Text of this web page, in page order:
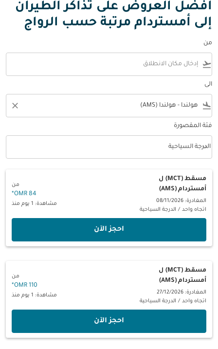
أفضل العروض على تذاكر الطيران
إلى أمستردام مرتبة حسب الرواج
من
flight_takeoff
الى
flight_land
close
فئة المقصورة
فئة المقصورة option الدرجة السياحية Selected
الدرجة السياحية
keyboard_arrow_down
مسقط (MCT)
ل
أمستردام (AMS)
المغادرة: 08/11/2026
اتجاه واحد / الدرجة السياحية
من
84 OMR
*
مشاهدة: 1 يوم منذ
‫احجز الآن‬
مسقط (MCT)
ل
أمستردام (AMS)
المغادرة: 27/12/2026
اتجاه واحد / الدرجة السياحية
من
110 OMR
*
مشاهدة: 1 يوم منذ
‫احجز الآن‬